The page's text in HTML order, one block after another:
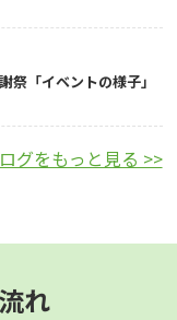
祭「イベントの様子」
グをもっと見る >>
れ